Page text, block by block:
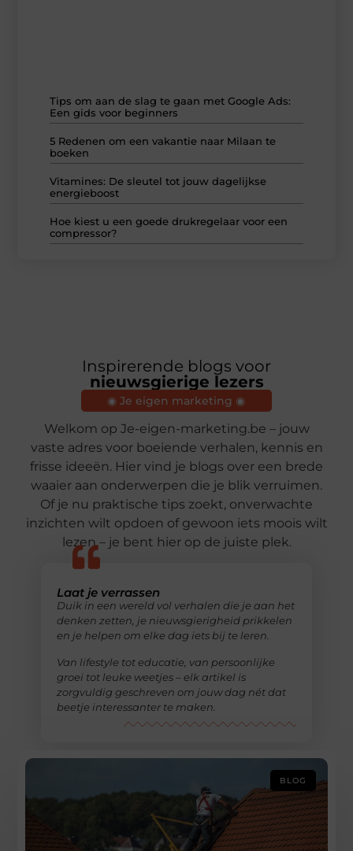
Tips om aan de slag te gaan met Google Ads:
Een gids voor beginners
5 Redenen om een vakantie naar Milaan te
boeken
Vitamines: De sleutel tot jouw dagelijkse
energieboost
Hoe kiest u een goede drukregelaar voor een
compressor?
Inspirerende blogs voor
nieuwsgierige lezers
◉ Je eigen marketing ◉
Welkom op Je-eigen-marketing.be – jouw
vaste adres voor boeiende verhalen, kennis en
frisse ideeën. Hier vind je blogs over een brede
waaier aan onderwerpen die je blik verruimen.
Of je nu praktische tips zoekt, onverwachte
inzichten wilt opdoen of gewoon iets moois wilt
lezen – je bent hier op de juiste plek.
Laat je verrassen
Duik in een wereld vol verhalen die je aan het
denken zetten, je nieuwsgierigheid prikkelen
en je helpen om elke dag iets bij te leren.
Van lifestyle tot educatie, van persoonlijke
groei tot leuke weetjes – elk artikel is
zorgvuldig geschreven om jouw dag nét dat
beetje interessanter te maken.
BLOG